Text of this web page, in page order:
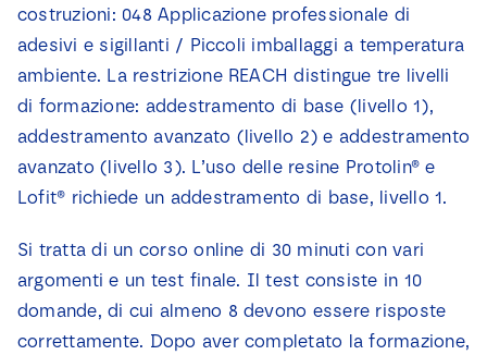
costruzioni: 048 Applicazione professionale di
adesivi e sigillanti / Piccoli imballaggi a temperatura
ambiente. La restrizione REACH distingue tre livelli
di formazione: addestramento di base (livello 1),
addestramento avanzato (livello 2) e addestramento
avanzato (livello 3). L’uso delle resine Protolin® e
Lofit® richiede un addestramento di base, livello 1.
Si tratta di un corso online di 30 minuti con vari
argomenti e un test finale. Il test consiste in 10
domande, di cui almeno 8 devono essere risposte
correttamente. Dopo aver completato la formazione,